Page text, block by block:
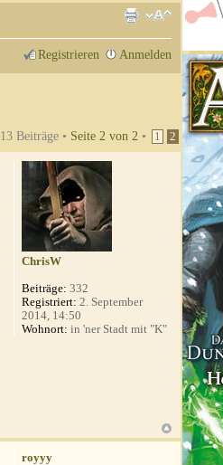
Registrieren Anmelden
13 Beiträge • Seite 2 von 2 • 1 2
ChrisW
Beiträge: 332
Registriert: 2. September
2014, 14:50
Wohnort: in 'ner Stadt mit "K"
royyy